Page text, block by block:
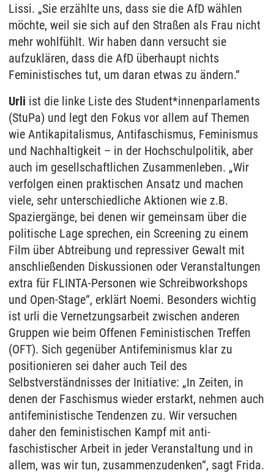
Lissi. „Sie erzählte uns, dass sie die AfD wählen
möchte, weil sie sich auf den Straßen als Frau nicht
mehr wohlfühlt. Wir haben dann versucht sie
aufzuklären, dass die AfD überhaupt nichts
Feministisches tut, um daran etwas zu ändern.“
Urli ist die linke Liste des Student*innenparlaments
(StuPa) und legt den Fokus vor allem auf Themen
wie Antikapitalismus, Antifaschismus, Feminismus
und Nachhaltigkeit – in der Hochschulpolitik, aber
auch im gesellschaftlichen Zusammenleben. „Wir
verfolgen einen praktischen Ansatz und machen
viele, sehr unterschiedliche Aktionen wie z.B.
Spaziergänge, bei denen wir gemeinsam über die
politische Lage sprechen, ein Screening zu einem
Film über Abtreibung und repressiver Gewalt mit
anschließenden Diskussionen oder Veranstaltungen
extra für FLINTA-Personen wie Schreibworkshops
und Open-Stage“, erklärt Noemi. Besonders wichtig
ist urli die Vernetzungsarbeit zwischen anderen
Gruppen wie beim Offenen Feministischen Treffen
(OFT). Sich gegenüber Antifeminismus klar zu
positionieren sei daher auch Teil des
Selbstverständnisses der Initiative: „In Zeiten, in
denen der Faschismus wieder erstarkt, nehmen auch
antifeministische Tendenzen zu. Wir versuchen
daher den feministischen Kampf mit anti-
faschistischer Arbeit in jeder Veranstaltung und in
allem, was wir tun, zusammenzudenken“, sagt Frida.